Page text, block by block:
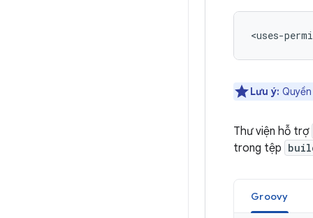
<uses-
Lưu ý:
Thư viện hỗ trợ
trong tệp
Groovy